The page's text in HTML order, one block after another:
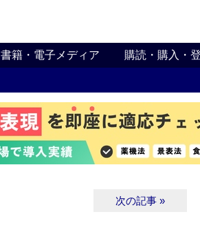
書籍・電子メディア 購読・購入・
次の記事 »